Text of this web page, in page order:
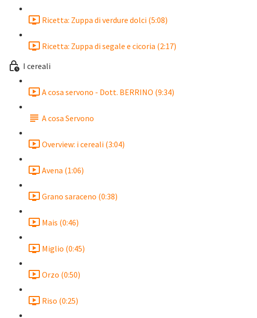
Ricetta: Zuppa di verdure dolci (5:08)
Ricetta: Zuppa di segale e cicoria (2:17)
I cereali
A cosa servono - Dott. BERRINO (9:34)
A cosa Servono
Overview: i cereali (3:04)
Avena (1:06)
Grano saraceno (0:38)
Mais (0:46)
Miglio (0:45)
Orzo (0:50)
Riso (0:25)